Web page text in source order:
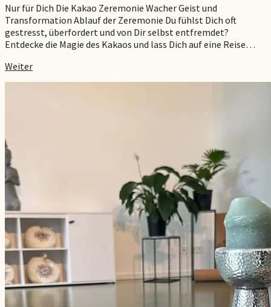
Nur für Dich Die Kakao Zeremonie Wacher Geist und
Transformation Ablauf der Zeremonie Du fühlst Dich oft
gestresst, überfordert und von Dir selbst entfremdet?
Entdecke die Magie des Kakaos und lass Dich auf eine Reise…
Weiter